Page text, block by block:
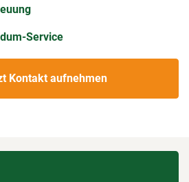
Service
Kontakt aufnehmen